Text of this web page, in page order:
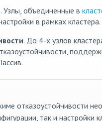
. Узлы, объединенные в
в рамках кластера.
. До 4-х узлов
отказоустойчивости
так и настройки